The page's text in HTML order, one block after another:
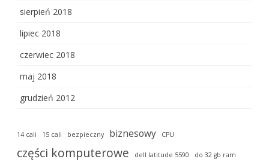
sierpień 2018
lipiec 2018
czerwiec 2018
maj 2018
grudzień 2012
14 cali 15 cali bezpieczny biznesowy CPU
części komputerowe dell latitude 5590 do 32 gb ram